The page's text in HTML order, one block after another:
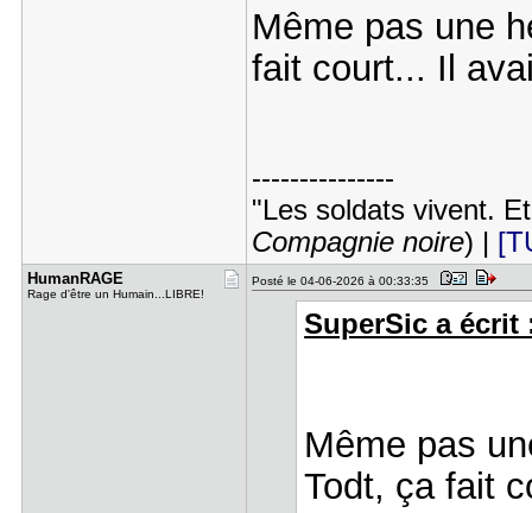
Même pas une
fait court... Il
---------------
"Les soldats vivent.
Compagnie noire) |
HumanRAGE
Rage d'être un Humain...LIBRE!
Posté le 04-06-2026 à 00:33:35
SuperSic a écrit
Même pas
Todt, ça fait